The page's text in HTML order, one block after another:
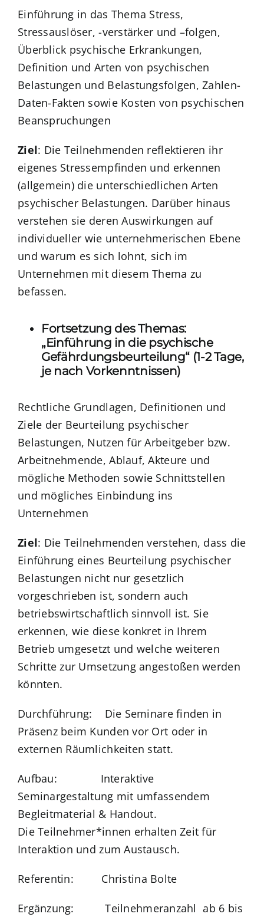
Einführung in das Thema Stress,
Stressauslöser, -verstärker und –folgen,
Überblick psychische Erkrankungen,
Definition und Arten von psychischen
Belastungen und Belastungsfolgen, Zahlen-
Daten-Fakten sowie Kosten von psychischen
Beanspruchungen
Ziel: Die Teilnehmenden reflektieren ihr
eigenes Stressempfinden und erkennen
(allgemein) die unterschiedlichen Arten
psychischer Belastungen. Darüber hinaus
verstehen sie deren Auswirkungen auf
individueller wie unternehmerischen Ebene
und warum es sich lohnt, sich im
Unternehmen mit diesem Thema zu
befassen.
Fortsetzung des Themas:
„Einführung in die psychische
Gefährdungsbeurteilung“ (1-2 Tage,
je nach Vorkenntnissen)
Rechtliche Grundlagen, Definitionen und
Ziele der Beurteilung psychischer
Belastungen, Nutzen für Arbeitgeber bzw.
Arbeitnehmende, Ablauf, Akteure und
mögliche Methoden sowie Schnittstellen
und mögliches Einbindung ins
Unternehmen
Ziel: Die Teilnehmenden verstehen, dass die
Einführung eines Beurteilung psychischer
Belastungen nicht nur gesetzlich
vorgeschrieben ist, sondern auch
betriebswirtschaftlich sinnvoll ist. Sie
erkennen, wie diese konkret in Ihrem
Betrieb umgesetzt und welche weiteren
Schritte zur Umsetzung angestoßen werden
könnten.
Durchführung: Die Seminare finden in
Präsenz beim Kunden vor Ort oder in
externen Räumlichkeiten statt.
Aufbau: Interaktive
Seminargestaltung mit umfassendem
Begleitmaterial & Handout.
Die Teilnehmer*innen erhalten Zeit für
Interaktion und zum Austausch.
Referentin: Christina Bolte
Ergänzung: Teilnehmeranzahl ab 6 bis